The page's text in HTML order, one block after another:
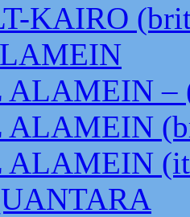
KAIRO
ALAMEIN –
ALAMEIN
ALAMEIN